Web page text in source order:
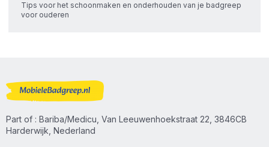
Tips voor het schoonmaken en onderhouden van je badgreep
voor ouderen
Part of : Bariba/Medicu, Van Leeuwenhoekstraat 22, 3846CB
Harderwijk, Nederland